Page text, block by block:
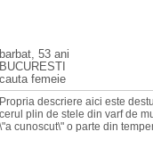
barbat, 53 ani
BUCURESTI
cauta femeie
Propria descriere aici este
cerul plin de stele din varf de
\"a cunoscut\" o parte din